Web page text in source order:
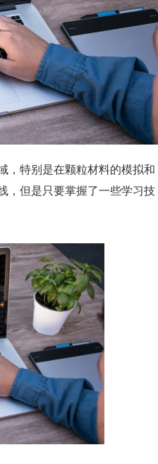
，特别是在颗粒材料的模拟和
，但是只要掌握了一些学习技